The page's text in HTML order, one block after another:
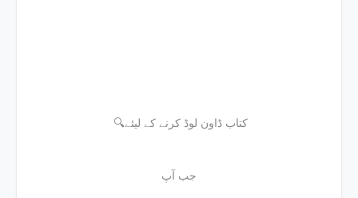
🔍کتاب ڈاون لوڈ کرنے کے لیئے
جب آپ